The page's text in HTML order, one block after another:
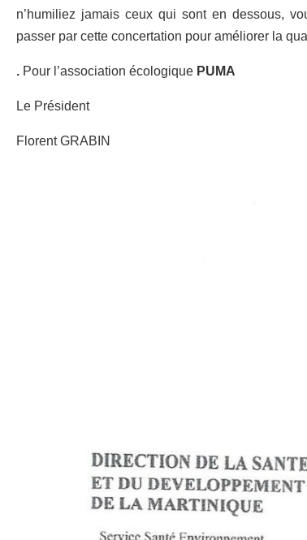
n’humiliez jamais ceux qui sont en dessous,
passer par cette concertation pour améliorer la
. Pour l’association écologique PUMA
Le Président
Florent GRABIN